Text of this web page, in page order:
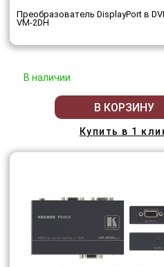
Преобразователь DisplayPort в
VM-2DH
В наличии
В КОРЗИНУ
Купить в 1